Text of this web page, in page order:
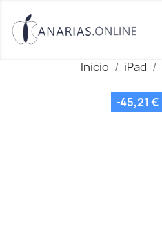
Inicio iPad
-45,21 €